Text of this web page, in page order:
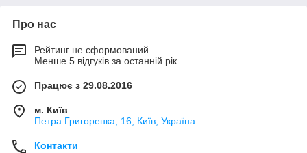
Про нас
Рейтинг не сформований
Менше 5 відгуків за останній рік
Працює з 29.08.2016
м. Київ
Петра Григоренка, 16, Київ, Україна
Контакти